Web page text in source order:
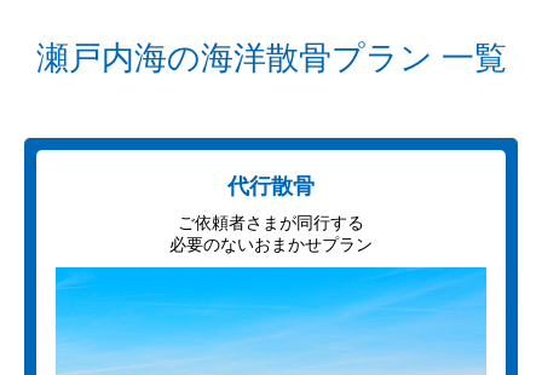
瀬戸内海の海洋散骨プラン 一覧
代行散骨
ご依頼者さまが同行する
必要のないおまかせプラン